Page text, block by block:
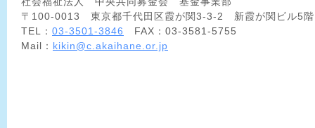
〒100‐0013 東京都千代田区霞が関3‐3‐2 新霞が関ビル5階
TEL： 03-3501-3846
FAX：03-3581-5755
Mail： kikin@c.akaihane.or.jp